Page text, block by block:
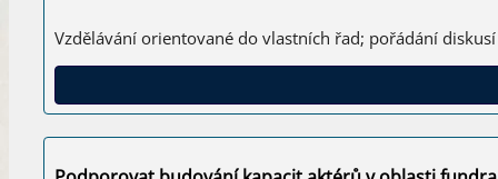
Vzdělávání orientované do vlastních řad; pořádání